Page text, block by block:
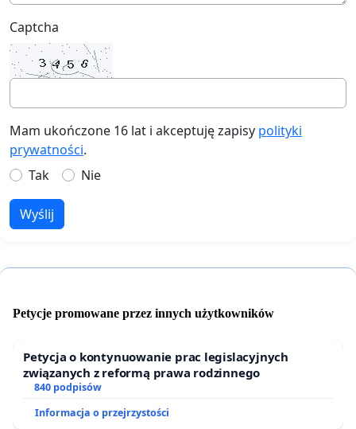
Captcha
Mam ukończone 16 lat i akceptuję zapisy polityki
prywatności.
Tak
Nie
Wyślij
Petycje promowane przez innych użytkowników
Petycja o kontynuowanie prac legislacyjnych
związanych z reformą prawa rodzinnego
840 podpisów
Informacja o przejrzystości